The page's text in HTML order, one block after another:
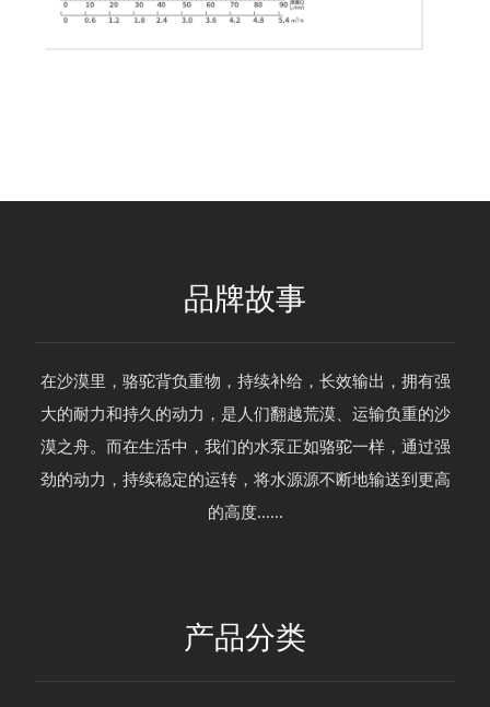
品牌故事
在沙漠里，骆驼背负重物，持续补给，长效输出，拥有强
大的耐力和持久的动力，是人们翻越荒漠、运输负重的沙
漠之舟。而在生活中，我们的水泵正如骆驼一样，通过强
劲的动力，持续稳定的运转，将水源源不断地输送到更高
的高度......
产品分类